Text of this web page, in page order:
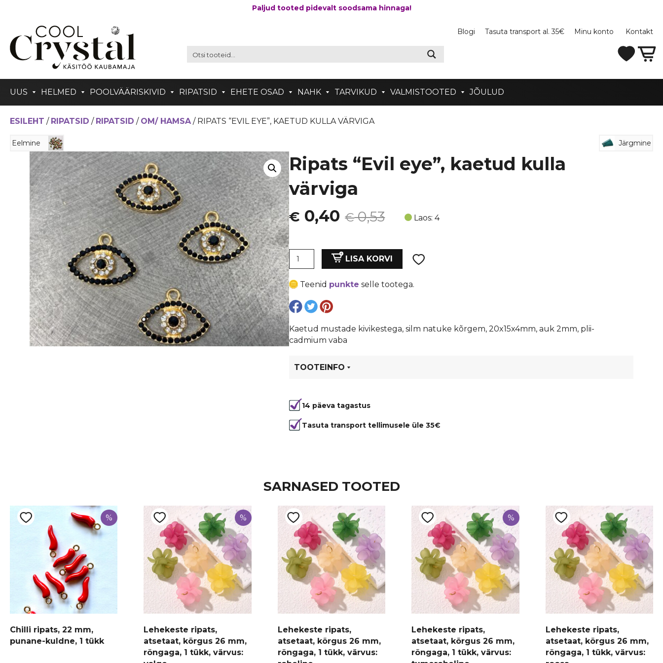
Paljud tooted pidevalt soodsama hinnaga!
Blogi Tasuta transport al. 35€ Minu konto Kontakt
UUS HELMED POOLVÄÄRISKIVID RIPATSID EHETE OSAD NAHK TARVIKUD VALMISTOOTED JÕULUD
ESILEHT / RIPATSID / RIPATSID / OM/ HAMSA/ RIPATS “EVIL EYE”, KAETUD KULLA VÄRVIGA
Eelmine Järgmine
Ripats “Evil eye”, kaetud kulla
värviga
€0,53
Algne
hind
oli:
€ 0,53.
€ 0,40
Current
price
is:
€ 0,40.
Laos: 4
Ripats
"Evil
eye",
kaetud
kulla
värviga
kogus
LISA KORVI
Teenid punkte selle tootega.
Kaetud mustade kivikestega, silm natuke kõrgem, 20x15x4mm, auk 2mm, plii-
cadmium vaba
TOOTEINFO
Värvus
Kuju
Om/Hamsa
14 päeva tagastus
Tasuta transport tellimusele üle 35€
SARNASED TOOTED
%
Chilli ripats, 22 mm,
punane-kuldne, 1 tükk
%
Lehekeste ripats,
atsetaat, kõrgus 26 mm,
rõngaga, 1 tükk, värvus:
Lehekeste ripats,
atsetaat, kõrgus 26 mm,
rõngaga, 1 tükk, värvus:
%
Lehekeste ripats,
atsetaat, kõrgus 26 mm,
rõngaga, 1 tükk, värvus:
Lehekeste ripats,
atsetaat, kõrgus 26 mm,
rõngaga, 1 tükk, värvus: